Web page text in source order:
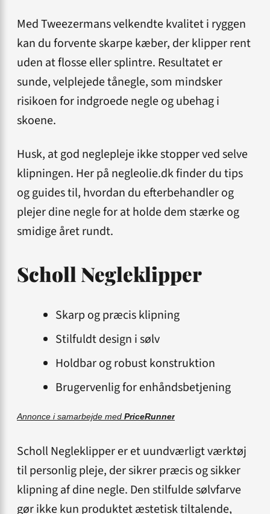
Med Tweezermans velkendte kvalitet i ryggen
kan du forvente skarpe kæber, der klipper rent
uden at flosse eller splintre. Resultatet er
sunde, velplejede tånegle, som mindsker
risikoen for indgroede negle og ubehag i
skoene.
Husk, at god neglepleje ikke stopper ved selve
klipningen. Her på negleolie.dk finder du tips
og guides til, hvordan du efterbehandler og
plejer dine negle for at holde dem stærke og
smidige året rundt.
Scholl Negleklipper
Skarp og præcis klipning
Stilfuldt design i sølv
Holdbar og robust konstruktion
Brugervenlig for enhåndsbetjening
Annonce i samarbejde med PriceRunner
Scholl Negleklipper er et uundværligt værktøj
til personlig pleje, der sikrer præcis og sikker
klipning af dine negle. Den stilfulde sølvfarve
gør ikke kun produktet æstetisk tiltalende,